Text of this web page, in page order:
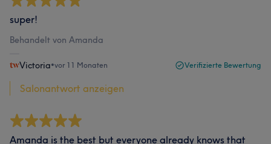
super!
Behandelt von Amanda
Victoria•vor 11 Monaten Verifizierte Bewertung
Salonantwort anzeigen
Amanda is the best but everyone already knows that